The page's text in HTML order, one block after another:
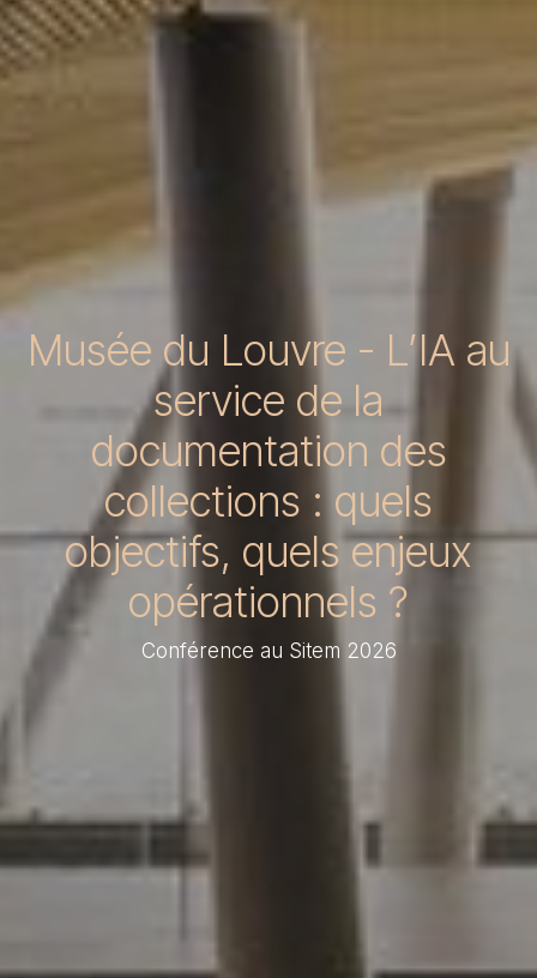
Musée du Louvre - L’IA au
service de la
documentation des
collections : quels
objectifs, quels enjeux
opérationnels ?
Conférence au Sitem 2026